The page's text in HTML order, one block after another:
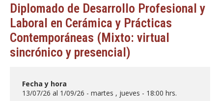
EXTENSIÓN
CREACIÓNE INVESTIGACIÓN
BIBLIOTECA
FACULTAD
Diplomado de Desarrollo Profesional y
Laboral en Cerámica y Prácticas
Contemporáneas (Mixto: virtual
sincrónico y presencial)
Fecha y hora
13/07/26 al 1/09/26 - martes , jueves - 18:00 hrs.